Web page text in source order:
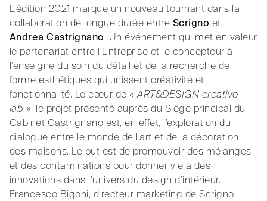
L’édition 2021 marque un nouveau tournant dans la
collaboration de longue durée entre Scrigno et
Andrea Castrignano. Un événement qui met en valeur
le partenariat entre l’Entreprise et le concepteur à
l’enseigne du soin du détail et de la recherche de
forme esthétiques qui unissent créativité et
fonctionnalité. Le cœur de « ART&DESIGN creative
lab », le projet présenté auprès du Siège principal du
Cabinet Castrignano est, en effet, l’exploration du
dialogue entre le monde de l’art et de la décoration
des maisons. Le but est de promouvoir des mélanges
et des contaminations pour donner vie à des
innovations dans l'univers du design d’intérieur.
Francesco Bigoni, directeur marketing de Scrigno,